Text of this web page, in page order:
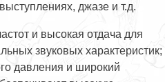
джазе и т.д.
и высокая отдача для
звуковых характеристик;
давления и широкий